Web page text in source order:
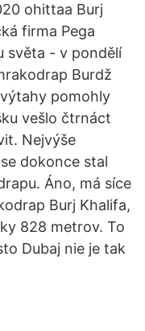
ohittaa Burj
firma Pega
světa - v pondělí
Burdž
pomohly
vešlo čtrnáct
Nejvýše
dokonce stal
Áno, má síce
Burj Khalifa,
828 metrov. To
Dubaj nie je tak